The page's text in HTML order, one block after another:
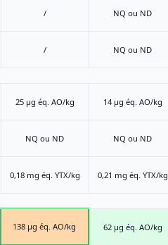
/ NQ ou ND
/ NQ ou ND
25 μg éq. AO/kg 14 μg éq. AO/kg
NQ ou ND NQ ou ND
0,18 mg éq. YTX/kg 0,21 mg éq. YTX/kg
138 μg éq. AO/kg 62 μg éq. AO/kg